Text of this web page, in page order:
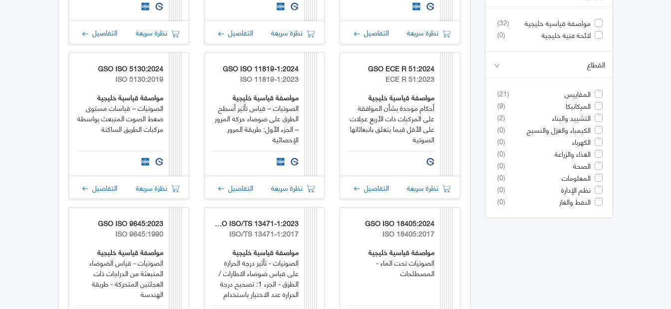
مواصفة قياسية خليجية
(32)
لائحة فنية خليجية
(0)
القطاع
المقاييس
(21)
الميكانيكا
(9)
التشييد والبناء
(2)
الكيمياء والغزل والنسيج
(0)
الكهرباء
(0)
الغذاء والزراعة
(0)
الصحة
(0)
المعلومات
(0)
نظم الإدارة
(0)
النفط والغاز
(0)
نظرة سريعة التفاصيل نظرة سريعة التفاصيل نظرة سريعة التفاصيل
GSO ECE R 51:2024
ECE R 51:2023
مواصفة قياسية خليجية
أحكام موحدة بشأن الموافقة
على المركبات ذات الأربع عجلات
على الأقل فيما يتعلق بانبعاثاتها
الصوتية
نظرة سريعة التفاصيل
GSO ISO 11819-1:2024
ISO 11819-1:2023
مواصفة قياسية خليجية
الصوتيات – قياس تأثير أسطح
الطرق على ضوضاء حركة المرور
– الجزء الأول: طريقة المرور
الإحصائية
نظرة سريعة التفاصيل
GSO ISO 5130:2024
ISO 5130:2019
مواصفة قياسية خليجية
الصوتيات – قياسات مستوى
ضغط الصوت المنبعث بواسطة
مركبات الطريق الساكنة
نظرة سريعة التفاصيل
GSO ISO 18405:2024
ISO 18405:2017
مواصفة قياسية خليجية
الصوتيات تحت الماء -
المصطلحات
GSO ISO/TS 13471-1:2023
ISO/TS 13471-1:2017
مواصفة قياسية خليجية
الصوتيات - تأثير درجة الحرارة
على قياس ضوضاء الاطارات /
الطرق - الجزء 1: تصحيح درجة
الحرارة عند الاختبار باستخدام
GSO ISO 9645:2023
ISO 9645:1990
مواصفة قياسية خليجية
الصوتيات - قياس الضوضاء
المنبعثة من الدراجات ذات
العجلتين المتحركة - طريقة
الهندسة